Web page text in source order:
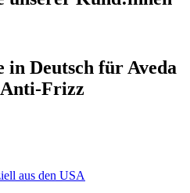
Deutsch für Aveda
Frizz
aus den USA